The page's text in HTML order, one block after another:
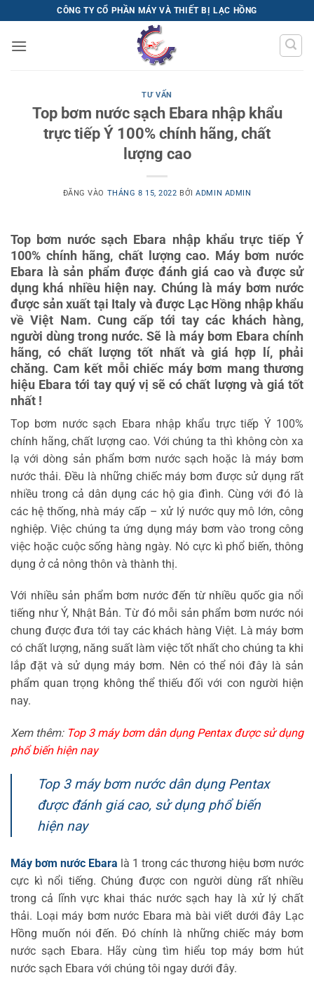
qua
nội
CÔNG TY CỔ PHẦN MÁY VÀ THIẾT BỊ LẠC HỒNG
TƯ VẤN
Top bơm nước sạch Ebara nhập khẩu
trực tiếp Ý 100% chính hãng, chất
lượng cao
ĐĂNG VÀO THÁNG 8 15, 2022 BỞIADMIN ADMIN
Top bơm nước sạch Ebara nhập khẩu trực tiếp Ý
100% chính hãng, chất lượng cao. Máy bơm nước
Ebara là sản phẩm được đánh giá cao và được sử
dụng khá nhiều hiện nay. Chúng là máy bơm nước
được sản xuất tại Italy và được Lạc Hồng nhập khẩu
về Việt Nam. Cung cấp tới tay các khách hàng,
người dùng trong nước. Sẽ là máy bơm Ebara chính
hãng, có chất lượng tốt nhất và giá hợp lí, phải
chăng. Cam kết mỗi chiếc máy bơm mang thương
hiệu Ebara tới tay quý vị sẽ có chất lượng và giá tốt
nhất !
Top bơm nước sạch Ebara nhập khẩu trực tiếp Ý 100%
chính hãng, chất lượng cao. Với chúng ta thì không còn xa
lạ với dòng sản phẩm bơm nước sạch hoặc là máy bơm
nước thải. Đều là những chiếc máy bơm được sử dụng rất
nhiều trong cả dân dụng các hộ gia đình. Cùng với đó là
các hệ thống, nhà máy cấp – xử lý nước quy mô lớn, công
nghiệp. Việc chúng ta ứng dụng máy bơm vào trong công
việc hoặc cuộc sống hàng ngày. Nó cực kì phổ biến, thông
dụng ở cả nông thôn và thành thị.
Với nhiều sản phẩm bơm nước đến từ nhiều quốc gia nổi
tiếng như Ý, Nhật Bản. Từ đó mỗi sản phẩm bơm nước nói
chung được đưa tới tay các khách hàng Việt. Là máy bơm
có chất lượng, năng suất làm việc tốt nhất cho chúng ta khi
lắp đặt và sử dụng máy bơm. Nên có thể nói đây là sản
phẩm quan trọng không thể thiếu đối với con người hiện
nay.
Xem thêm: Top 3 máy bơm dân dụng Pentax được sử dụng
phổ biến hiện nay
Top 3 máy bơm nước dân dụng Pentax
được đánh giá cao, sử dụng phổ biến
hiện nay
Máy bơm nước Ebara là 1 trong các thương hiệu bơm nước
cực kì nổi tiếng. Chúng được con người dùng rất nhiều
trong cả lĩnh vực khai thác nước sạch hay là xử lý chất
thải. Loại máy bơm nước Ebara mà bài viết dưới đây Lạc
Hồng muốn nói đến. Đó chính là những chiếc máy bơm
nước sạch Ebara. Hãy cùng tìm hiểu top máy bơm hút
nước sạch Ebara với chúng tôi ngay dưới đây.